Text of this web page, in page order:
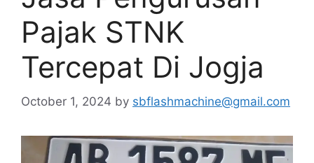
Pajak STNK
Tercepat Di Jogja
October 1, 2024 by sbflashmachine@gmail.com